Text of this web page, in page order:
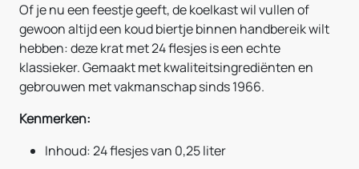
Of je nu een feestje geeft, de koelkast wil vullen of
gewoon altijd een koud biertje binnen handbereik wilt
hebben: deze krat met 24 flesjes is een echte
klassieker. Gemaakt met kwaliteitsingrediënten en
gebrouwen met vakmanschap sinds 1966.
Kenmerken:
Inhoud: 24 flesjes van 0,25 liter